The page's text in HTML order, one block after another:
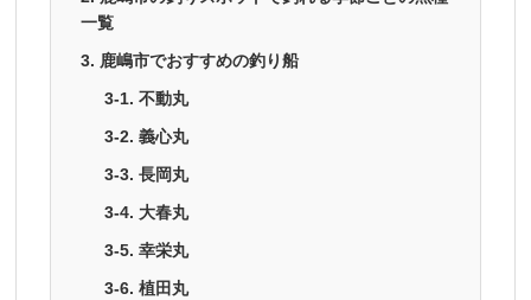
一覧
3. 鹿嶋市でおすすめの釣り船
3-1. 不動丸
3-2. 義心丸
3-3. 長岡丸
3-4. 大春丸
3-5. 幸栄丸
3-6. 植田丸